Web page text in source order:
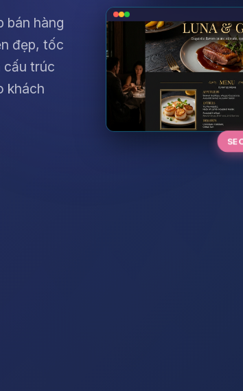
bán hàng
đẹp, tốc
cấu trúc
khách